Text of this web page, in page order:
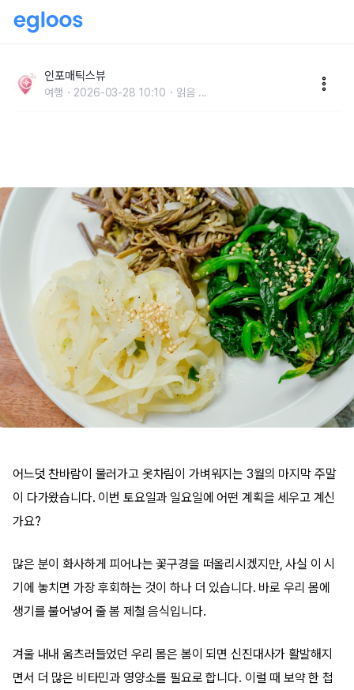
에 되찾아주는 봄 제철 음식 TOP 5
인포매틱스뷰
여행 2026-03-28 10:10 읽음 ...
어느덧 찬바람이 물러가고 옷차림이 가벼워지는 3월의 마지막 주말
이 다가왔습니다. 이번 토요일과 일요일에 어떤 계획을 세우고 계신
가요?
많은 분이 화사하게 피어나는 꽃구경을 떠올리시겠지만, 사실 이 시
기에 놓치면 가장 후회하는 것이 하나 더 있습니다. 바로 우리 몸에
생기를 불어넣어 줄 봄 제철 음식입니다.
겨울 내내 움츠러들었던 우리 몸은 봄이 되면 신진대사가 활발해지
면서 더 많은 비타민과 영양소를 필요로 합니다. 이럴 때 보약 한 첩